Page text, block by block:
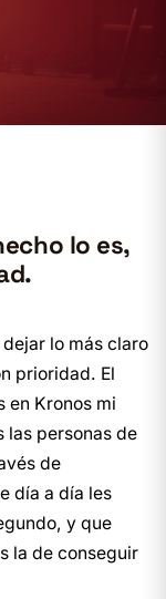
lo es,
lo más claro
prioridad. El
en Kronos mi
las personas de
de
día a día les
y que
la de conseguir